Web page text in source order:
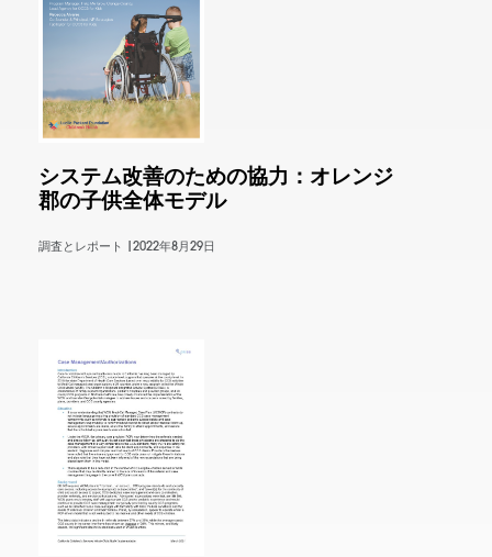
システム改善のための協力：オレンジ
郡の子供全体モデル
調査とレポート | 2022年8月29日